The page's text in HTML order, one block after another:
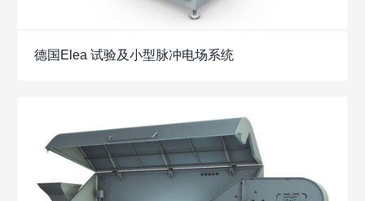
德国Elea 试验及小型脉冲电场系统